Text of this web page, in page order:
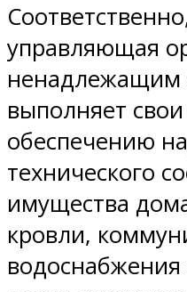
управляющая
ненадлежащим
выполняет
обеспечению
технического
имущества
кровли,